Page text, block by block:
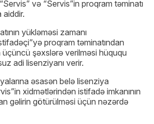
və “Servis”in proqram təminatı
aiddir.
yükləməsi zamanı
proqram təminatından
şəxslərə verilməsi hüququ
adi lisenziyanı verir.
əsasən belə lisenziya
xidmətlərindən istifadə imkanının
gəlirin götürülməsi üçün nəzərdə